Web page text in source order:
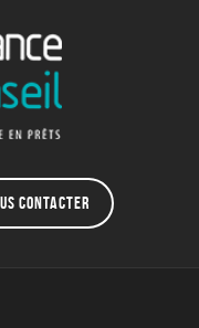
contacter